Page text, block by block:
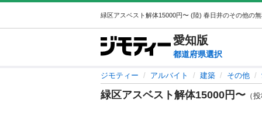
愛知版
都道府県選択
ジモティー アルバイト 建築 その他
緑区アスベスト解体15000円〜 （